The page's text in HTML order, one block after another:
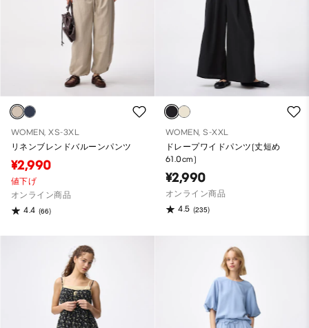
WOMEN, XS-3XL
リネンブレンドバルーンパンツ
¥2,990
値下げ
オンライン商品
4.4 (66)
WOMEN, S-XXL
ドレープワイドパンツ(丈短め
61.0cm)
¥2,990
オンライン商品
4.5 (235)